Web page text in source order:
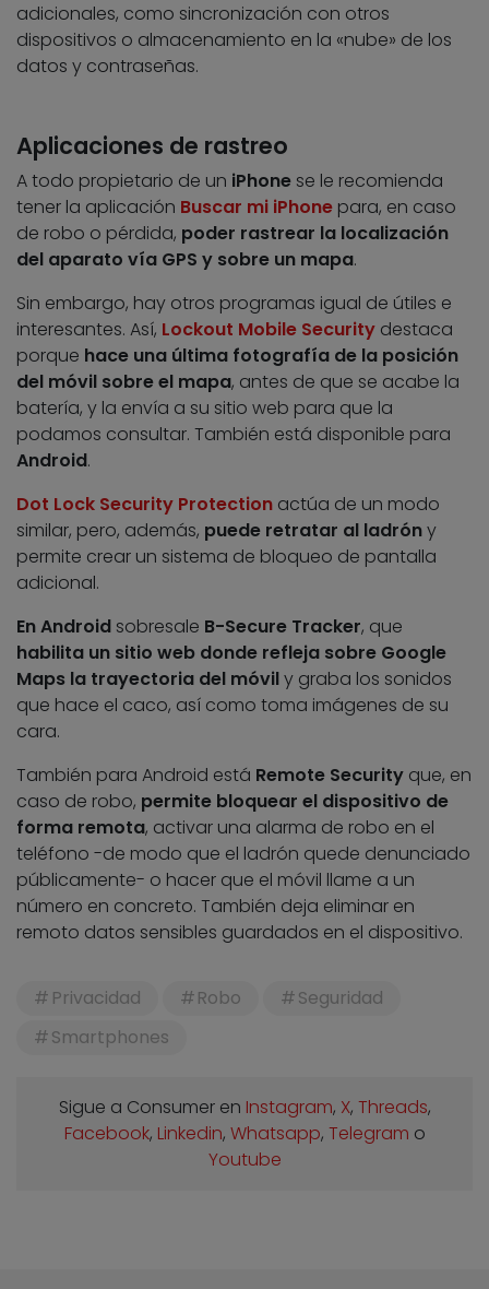
adicionales, como sincronización con otros
dispositivos o almacenamiento en la «nube» de los
datos y contraseñas.
Aplicaciones de rastreo
A todo propietario de un iPhone se le recomienda
tener la aplicación Buscar mi iPhone para, en caso
de robo o pérdida, poder rastrear la localización
del aparato vía GPS y sobre un mapa.
Sin embargo, hay otros programas igual de útiles e
interesantes. Así, Lockout Mobile Security destaca
porque hace una última fotografía de la posición
del móvil sobre el mapa, antes de que se acabe la
batería, y la envía a su sitio web para que la
podamos consultar. También está disponible para
Android.
Dot Lock Security Protection actúa de un modo
similar, pero, además, puede retratar al ladróny
permite crear un sistema de bloqueo de pantalla
adicional.
En Android sobresale B-Secure Tracker, que
habilita un sitio web donde refleja sobre Google
Maps la trayectoria del móvily graba los sonidos
que hace el caco, así como toma imágenes de su
cara.
También para Android está Remote Security que, en
caso de robo, permite bloquear el dispositivo de
forma remota, activar una alarma de robo en el
teléfono -de modo que el ladrón quede denunciado
públicamente- o hacer que el móvil llame a un
número en concreto. También deja eliminar en
remoto datos sensibles guardados en el dispositivo.
Privacidad Robo
Seguridad
Smartphones
Sigue a Consumer en Instagram, X, Threads,
Facebook, Linkedin, Whatsapp, Telegram o
Youtube